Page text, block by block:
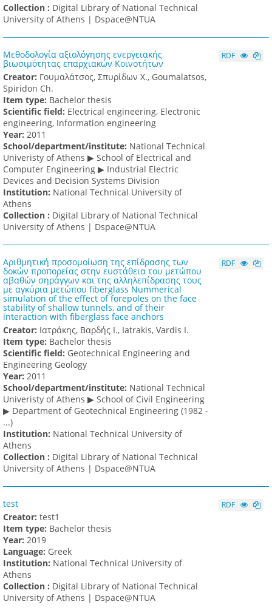
Collection : Digital Library of National Technical
University of Athens | Dspace@NTUA
Μεθοδολογία αξιολόγησης ενεργειακής
βιωσιμότητας επαρχιακών Κοινοτήτων
Creator: Γουμαλάτσος, Σπυρίδων Χ., Goumalatsos,
Spiridon Ch.
Item type: Bachelor thesis
Scientific field: Electrical engineering, Electronic
engineering, Information engineering
Υear: 2011
School/department/institute: National Technical
Univeristy of Athens ▶ School of Electrical and
Computer Engineering ▶ Industrial Electric
Devices and Decision Systems Division
Institution: National Technical University of
Athens
Collection : Digital Library of National Technical
University of Athens | Dspace@NTUA
RDF
Αριθμητική προσομοίωση της επίδρασης των
δοκών προπορείας στην ευστάθεια του μετώπου
αβαθών σηράγγων και της αλληλεπίδρασης τους
με αγκύρια μετώπου fiberglass Nummerical
simulation of the effect of forepoles on the face
stability of shallow tunnels, and of their
interaction with fiberglass face anchors
Creator: Ιατράκης, Βαρδής Ι., Iatrakis, Vardis I.
Item type: Bachelor thesis
Scientific field: Geotechnical Engineering and
Engineering Geology
Υear: 2011
School/department/institute: National Technical
Univeristy of Athens ▶ School of Civil Engineering
▶ Department of Geotechnical Engineering (1982 -
...)
Institution: National Technical University of
Athens
Collection : Digital Library of National Technical
University of Athens | Dspace@NTUA
RDF
test
Creator: test1
Item type: Bachelor thesis
Υear: 2019
Language: Greek
Institution: National Technical University of
Athens
Collection : Digital Library of National Technical
University of Athens | Dspace@NTUA
RDF